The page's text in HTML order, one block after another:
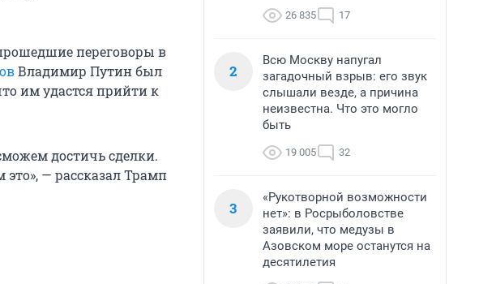
переговоры в
Владимир Путин был
им удастся прийти к
достичь сделки.
— рассказал Трамп
26 835 17
2
Всю Москву напугал
загадочный взрыв: его звук
слышали везде, а причина
неизвестна. Что это могло
быть
19 005 32
3
«Рукотворной возможности
нет»: в Росрыболовстве
заявили, что медузы в
Азовском море останутся на
десятилетия